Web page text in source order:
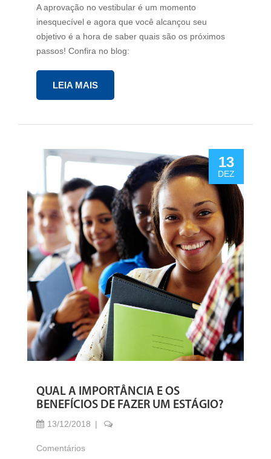
A aprovação no vestibular é um momento
inesquecível e agora que você alcançou seu
objetivo é a hora de saber quais são os próximos
passos! Confira no blog:
LEIA MAIS
13
DEZ
QUAL A IMPORTÂNCIA E OS
BENEFÍCIOS DE FAZER UM ESTÁGIO?
13/12/2018
Comentários